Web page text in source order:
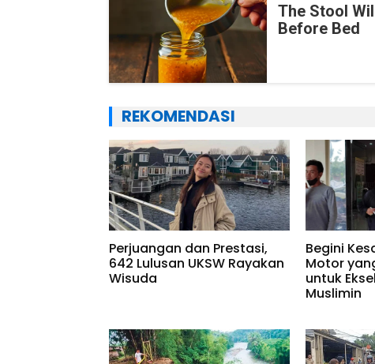
The Stool
Before Bed
REKOMENDASI
Perjuangan dan Prestasi,
642 Lulusan UKSW Rayakan
Wisuda
Begini
Motor
untuk
Muslimin